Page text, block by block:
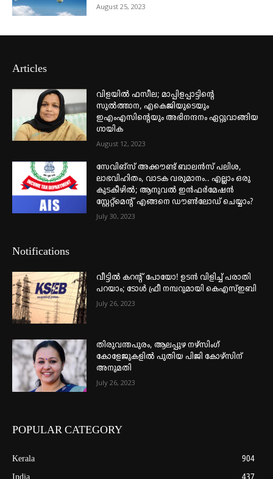
August 25, 2023
Articles
വിളയിൽ ഫസീല; മാപ്പിളപ്പാട്ടിന്റെ
സുൽത്താന, എകെജിയുടെയും
ഇഎംഎസിന്റെയും അഭിനന്ദനം ഏറ്റുവാങ്ങിയ
ഗായിക
August 12, 2023
സേവിങ്സ് അക്കൗണ്ട് ബാലൻസ് പലിശ,
ലാഭവിഹിതം, വാടക വരുമാനം.. എല്ലാം ഒരു
കുടകീഴിൽ; ആനുവൽ ഇൻഫർമേഷൻ
സ്റ്റേറ്റ്മെന്റ് എങ്ങനെ ഡൗൺലോഡ് ചെയ്യാം?
July 30, 2023
Notifications
വീട്ടില്‍ കറന്റ് പോയോ! ഉടന്‍ വിളിച്ച് പരാതി
പറയാം; ടോള്‍ ഫ്രീ നമ്പറുമായി കെഎസ്ഇബി
July 26, 2023
തിരുവന്തപുരം, ആലപ്പുഴ നഴ്‌സിംഗ്
കോളേജുകളില്‍ പുതിയ പിജി കോഴ്‌സിന്
അനുമതി
July 26, 2023
POPULAR CATEGORY
Kerala
904